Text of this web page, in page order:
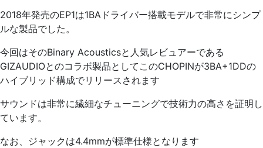
2018年発売のEP1は1BAドライバー搭載モデルで非常にシンプ
ルな製品でした。
今回はそのBinary Acousticsと人気レビュアーである
GIZAUDIOとのコラボ製品としてこのCHOPINが3BA+1DDの
ハイブリッド構成でリリースされます
サウンドは非常に繊細なチューニングで技術力の高さを証明し
ています。
なお、ジャックは4.4mmが標準仕様となります